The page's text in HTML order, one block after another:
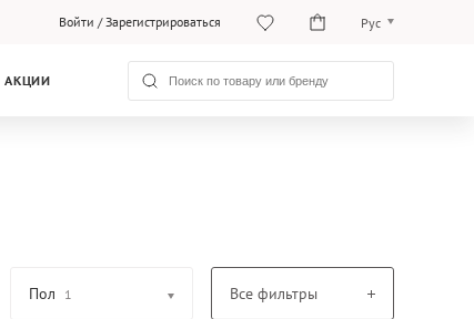
Войти /Зарегистрироваться Рус
Рус
АКЦИИ
Пол 1 Все фильтры